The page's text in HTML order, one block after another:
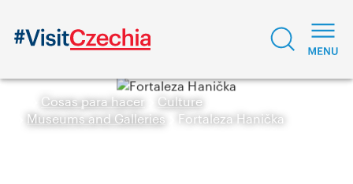
Cosas para hacer
Culture
Museums and Galleries
Fortaleza Hanička